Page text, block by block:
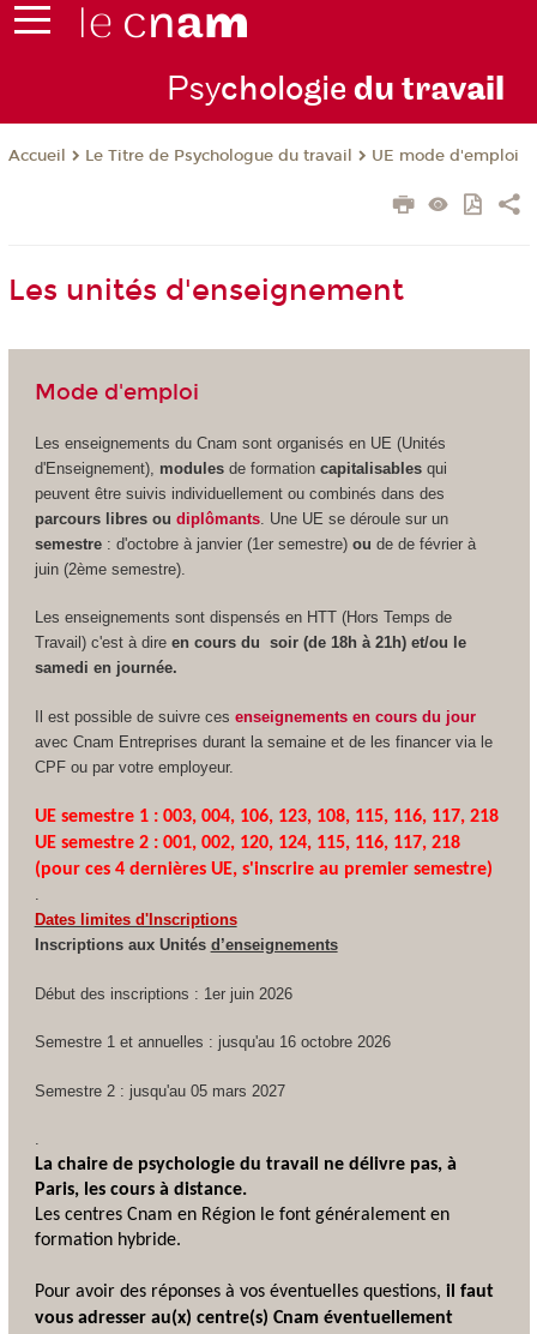
Psychologie du travail
Accueil Le Titre de Psychologue du travail UE mode d'emploi
Les unités d'enseignement
Mode d'emploi
Les enseignements du Cnam sont organisés en UE (Unités
d'Enseignement), modulesde formation capitalisables qui
peuvent être suivis individuellement ou combinés dans des
parcours libres ou diplômants. Une UE se déroule sur un
semestre : d'octobre à janvier (1er semestre) ou de de février à
juin (2ème semestre).
Les enseignements sont dispensés en HTT(Hors Temps de
Travail) c'est à dire en cours du soir (de 18h à 21h) et/ou le
samedi en journée.
Il est possible de suivre ces enseignements en cours du jour
avec Cnam Entreprises durant la semaine et de les financer via le
CPFou par votre employeur.
UE semestre 1 : 003, 004, 106, 123, 108, 115, 116, 117, 218
UE semestre 2 : 001, 002, 120, 124, 115, 116, 117, 218
(pour ces 4 dernières UE, s'inscrire au premier semestre)
.
Dates limites d'Inscriptions
Inscriptions aux Unités d’enseignements
Début des inscriptions : 1er juin 2026
Semestre 1 et annuelles : jusqu'au 16 octobre 2026
Semestre 2 : jusqu'au 05 mars 2027
.
La chaire de psychologie du travail ne délivre pas, à
Paris, les cours à distance.
Les centres Cnam en Région le font généralement en
formation hybride.
Pour avoir des réponses à vos éventuelles questions, il faut
vous adresser au(x) centre(s) Cnam éventuellement